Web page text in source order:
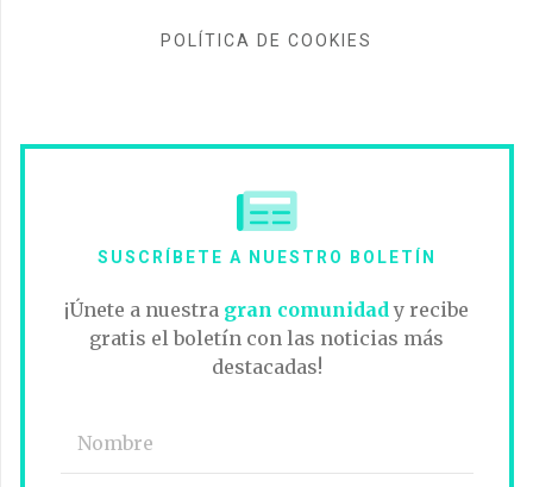
POLÍTICA DE COOKIES
SUSCRÍBETE A NUESTRO BOLETÍN
¡Únete a nuestra gran comunidady recibe
gratis el boletín con las noticias más
destacadas!